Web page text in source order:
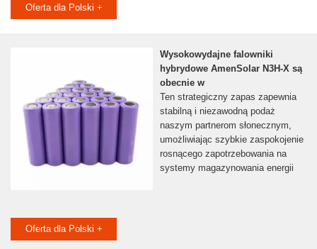
Oferta dla Polski +
Wysokowydajne falowniki
hybrydowe AmenSolar N3H-X są
obecnie w
Ten strategiczny zapas zapewnia
stabilną i niezawodną podaż
naszym partnerom słonecznym,
umożliwiając szybkie zaspokojenie
rosnącego zapotrzebowania na
systemy magazynowania energii
Oferta dla Polski +